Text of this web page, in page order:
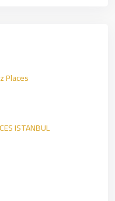
Places
ISTANBUL